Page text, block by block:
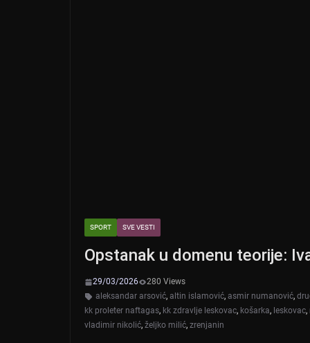
SPORT SVE VESTI
Opstanak u domenu teorije:
29/03/2026
280 Views
aleksandar arsović, altin islamović, asmir numanović,
kk proleter naftagas, kk zdravlje leskovac, košarka, leskovac,
vladimir nikolić, željko milić, zrenjanin